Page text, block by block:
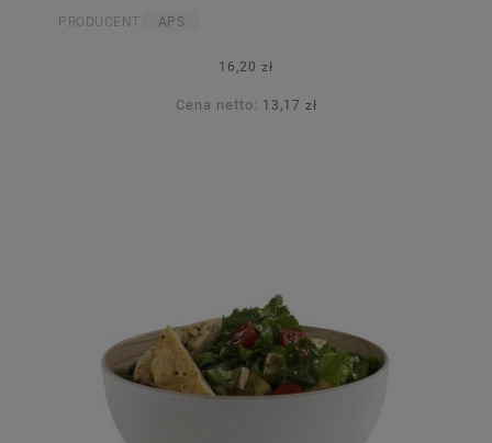
PRODUCENT: APS
16,20 zł
Cena netto: 13,17 zł